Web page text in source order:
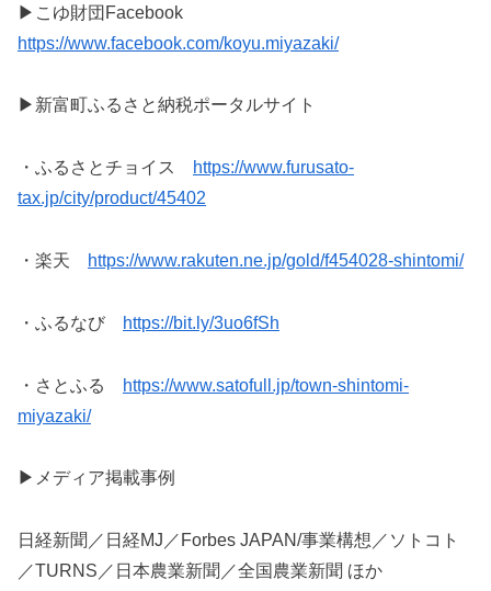
▶︎こゆ財団Facebook
https://www.facebook.com/koyu.miyazaki/
▶︎新富町ふるさと納税ポータルサイト
・ふるさとチョイス
https://www.furusato-
tax.jp/city/product/45402
・楽天 https://www.rakuten.ne.jp/gold/f454028-shintomi/
・ふるなび https://bit.ly/3uo6fSh
・さとふる
https://www.satofull.jp/town-shintomi-
miyazaki/
▶︎メディア掲載事例
日経新聞／日経MJ／Forbes JAPAN/事業構想／ソトコト
／TURNS／日本農業新聞／全国農業新聞 ほか